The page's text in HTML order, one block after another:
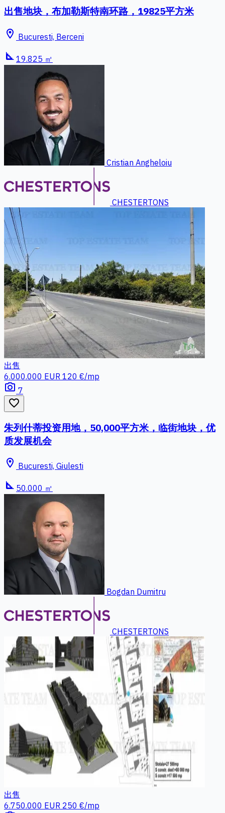
出售地块，布加勒斯特南环路，19825平方米
location_on Bucuresti, Berceni
square_foot 19.825 ㎡
Cristian Angheloiu
CHESTERTONS
出售
6.000.000 EUR 120 €/mp
photo_camera 7
favorite_border
朱列什蒂投资用地，50,000平方米，临街地块，优
质发展机会
location_on Bucuresti, Giulesti
square_foot 50.000 ㎡
Bogdan Dumitru
CHESTERTONS
出售
6.750.000 EUR 250 €/mp